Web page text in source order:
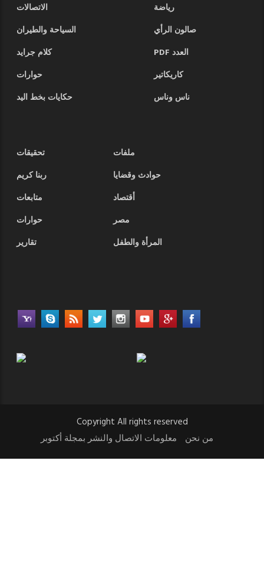
رياضة
الاتصالات
صالون الرأي
السياحة والطيران
العدد PDF
كلام جرايد
كاريكاتير
حوارات
ناس وناس
حكايات بخط اليد
ملفات
تحقيقات
حوادث وقضايا
ربنا كريم
أقتصاد
متابعات
مصر
حوارات
المرأة والطفل
تقارير
Copyright All rights reserved
من نحن
معلومات الاتصال والنشر بمجلة أكتوبر